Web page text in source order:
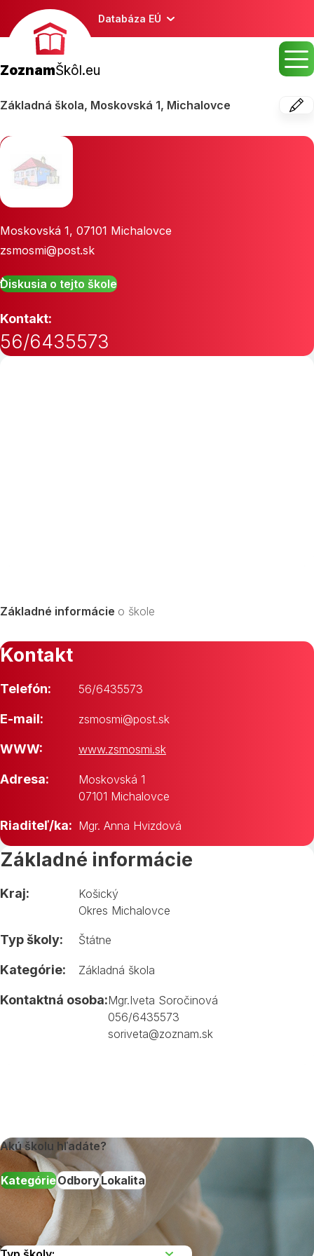
Databáza EÚ
ZoznamŠkôl.eu
Základná škola, Moskovská 1, Michalovce
Moskovská 1, 07101 Michalovce
zsmosmi@post.sk
Diskusia o tejto škole
Kontakt:
56/6435573
Základné informácie o škole
Kontakt
Telefón: 56/6435573
E-mail: zsmosmi@post.sk
WWW: www.zsmosmi.sk
Adresa:
Moskovská 1
07101 Michalovce
Riaditeľ/ka: Mgr. Anna Hvizdová
Základné informácie
Kraj:
Košický
Okres Michalovce
Typ školy: Štátne
Kategórie: Základná škola
Kontaktná osoba:Mgr.Iveta Soročinová
056/6435573
soriveta@zoznam.sk
Akú školu hľadáte?
KategórieOdboryLokalita